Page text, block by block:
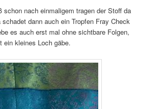
schon nach einmaligem tragen der Stoff da
dann auch ein Tropfen Fray Check
es auch erst mal ohne sichtbare Folgen,
ein kleines Loch gäbe.